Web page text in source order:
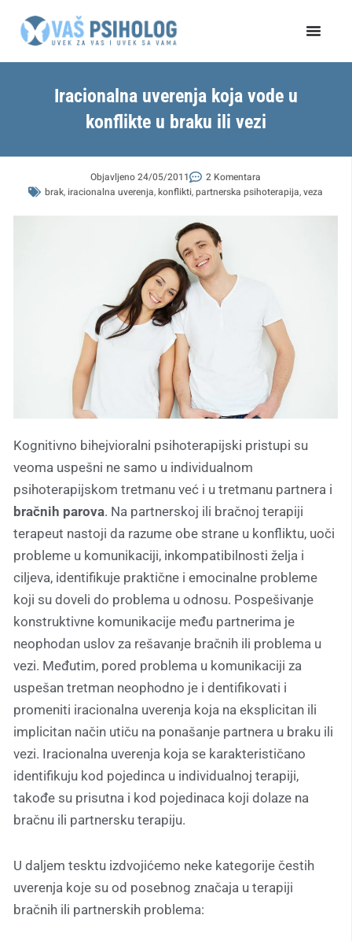
Iracionalna uverenja koja vode u
konflikte u braku ili vezi
Objavljeno24/05/2011
2 Komentara
brak, iracionalna uverenja,konflikti,partnerska psihoterapija,veza
Kognitivno bihejvioralni psihoterapijski pristupi su
veoma uspešni ne samo u individualnom
psihoterapijskom tretmanu već i u tretmanu partnera i
bračnih parova. Na partnerskoj ili bračnoj terapiji
terapeut nastoji da razume obe strane u konfliktu, uoči
probleme u komunikaciji, inkompatibilnosti želja i
ciljeva, identifikuje praktične i emocinalne probleme
koji su doveli do problema u odnosu. Pospešivanje
konstruktivne komunikacije među partnerima je
neophodan uslov za rešavanje bračnih ili problema u
vezi. Međutim, pored problema u komunikaciji za
uspešan tretman neophodno je i dentifikovati i
promeniti iracionalna uverenja koja na eksplicitan ili
implicitan način utiču na ponašanje partnera u braku ili
vezi. Iracionalna uverenja koja se karakterističano
identifikuju kod pojedinca u individualnoj terapiji,
takođe su prisutna i kod pojedinaca koji dolaze na
bračnu ili partnersku terapiju.
U daljem tesktu izdvojićemo neke kategorije čestih
uverenja koje su od posebnog značaja u terapiji
bračnih ili partnerskih problema: